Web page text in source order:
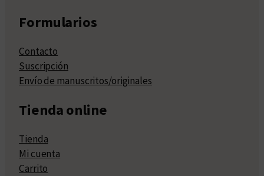
Formularios
Contacto
Suscripción
Envío de manuscritos/originales
Tienda online
Tienda
Mi cuenta
Carrito